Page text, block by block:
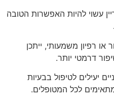
עשוי להיות האפשרות הטובה
רפיון משמעותי, ייתכן
דרמטי יותר.
יעילים לטיפול בבעיות
לכל המטופלים.